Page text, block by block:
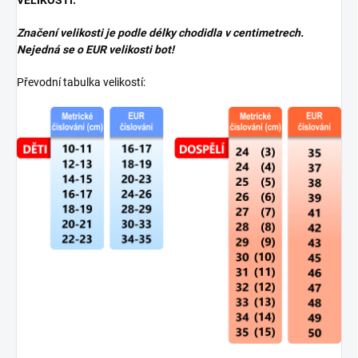
Značení velikosti je podle délky chodidla v centimetrech.
Nejedná se o EUR velikosti bot!
Převodní tabulka velikostí: